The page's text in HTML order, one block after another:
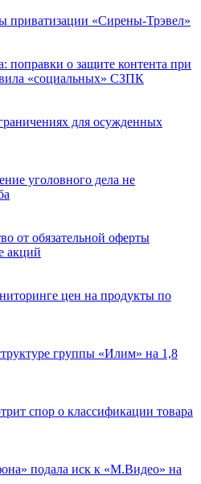
приватизации «Сирены-Трэвел»
поправки о защите контента при
«социальных» СЗПК
для осужденных
уголовного дела не
от обязательной оферты
акций
цен на продукты по
группы «Илим» на 1,8
спор о классификации товара
подала иск к «М.Видео» на